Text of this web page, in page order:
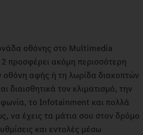
οθόνης στο Multimedia
προσφέρει ακόμη περισσότερη
οθόνη αφής ή τη λωρίδα διακοπτών
διαισθητικά τον κλιματισμό, την
το Infotainment και πολλά
να έχεις τα μάτια σου στον δρόμο
και εντολές μέσω